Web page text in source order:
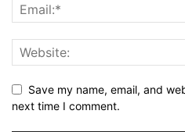
Save my name, email, and
next time I comment.